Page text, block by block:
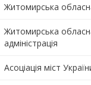
Житомирська
Житомирська
адміністрація
Асоціація міст